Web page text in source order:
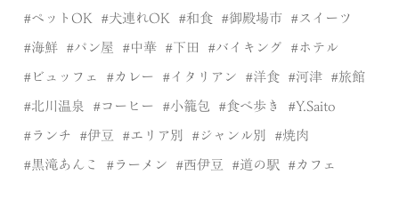
ペットOK 犬連れOK 和食 御殿場市 スイーツ
海鮮 パン屋 中華 下田 バイキング ホテル
ビュッフェ カレー イタリアン 洋食 河津 旅館
北川温泉 コーヒー 小籠包 食べ歩き Y.Saito
ランチ 伊豆 エリア別 ジャンル別 焼肉
黒滝あんこ ラーメン 西伊豆 道の駅 カフェ